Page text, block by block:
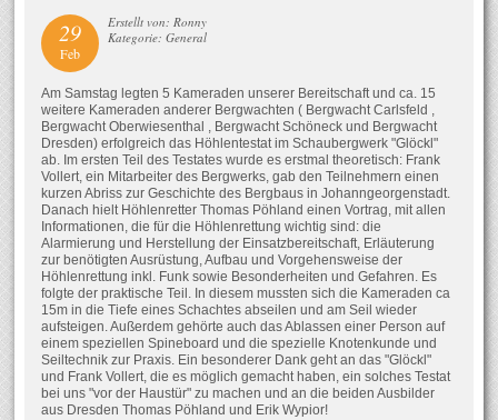
29
Feb
Erstellt von: Ronny
Kategorie: General
Am Samstag legten 5 Kameraden unserer Bereitschaft und ca. 15
weitere Kameraden anderer Bergwachten ( Bergwacht Carlsfeld ,
Bergwacht Oberwiesenthal , Bergwacht Schöneck und Bergwacht
Dresden) erfolgreich das Höhlentestat im Schaubergwerk "Glöckl"
ab. Im ersten Teil des Testates wurde es erstmal theoretisch: Frank
Vollert, ein Mitarbeiter des Bergwerks, gab den Teilnehmern einen
kurzen Abriss zur Geschichte des Bergbaus in Johanngeorgenstadt.
Danach hielt Höhlenretter Thomas Pöhland einen Vortrag, mit allen
Informationen, die für die Höhlenrettung wichtig sind: die
Alarmierung und Herstellung der Einsatzbereitschaft, Erläuterung
zur benötigten Ausrüstung, Aufbau und Vorgehensweise der
Höhlenrettung inkl. Funk sowie Besonderheiten und Gefahren. Es
folgte der praktische Teil. In diesem mussten sich die Kameraden ca
15m in die Tiefe eines Schachtes abseilen und am Seil wieder
aufsteigen. Außerdem gehörte auch das Ablassen einer Person auf
einem speziellen Spineboard und die spezielle Knotenkunde und
Seiltechnik zur Praxis. Ein besonderer Dank geht an das "Glöckl"
und Frank Vollert, die es möglich gemacht haben, ein solches Testat
bei uns "vor der Haustür" zu machen und an die beiden Ausbilder
aus Dresden Thomas Pöhland und Erik Wypior!